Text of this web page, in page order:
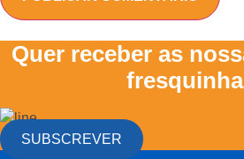
Quer receber as
SUBSCREVER